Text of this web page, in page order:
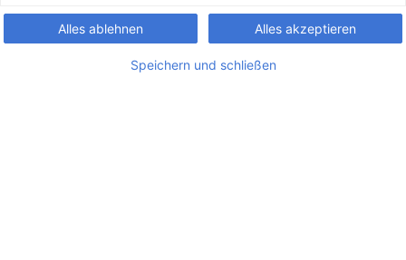
Alles ablehnen Alles akzeptieren
Speichern und schließen